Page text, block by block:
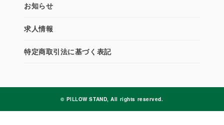
お知らせ
求人情報
特定商取引法に基づく表記
© PILLOW STAND, All rights reserved.